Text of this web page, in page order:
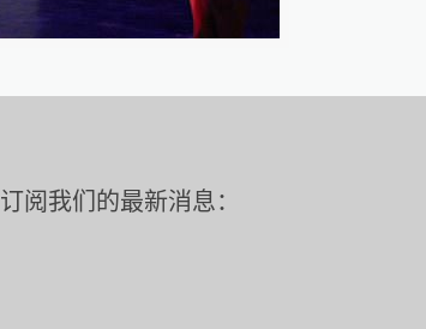
订阅我们的最新消息：